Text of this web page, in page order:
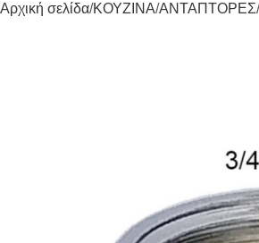
Αρχική σελίδα ΚΟΥΖΙΝΑ ΑΝΤΑΠΤΟΡΕΣ